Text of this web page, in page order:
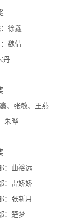
徐鑫
魏倩
丹
、张敏、王燕
朱晔
：曲裕远
：雷娇娇
：张新月
：楚梦